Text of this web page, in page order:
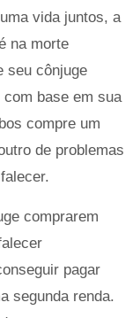
vida juntos, a
na morte
seu cônjuge
base em sua
compre um
de problemas
comprarem
pagar
segunda renda.